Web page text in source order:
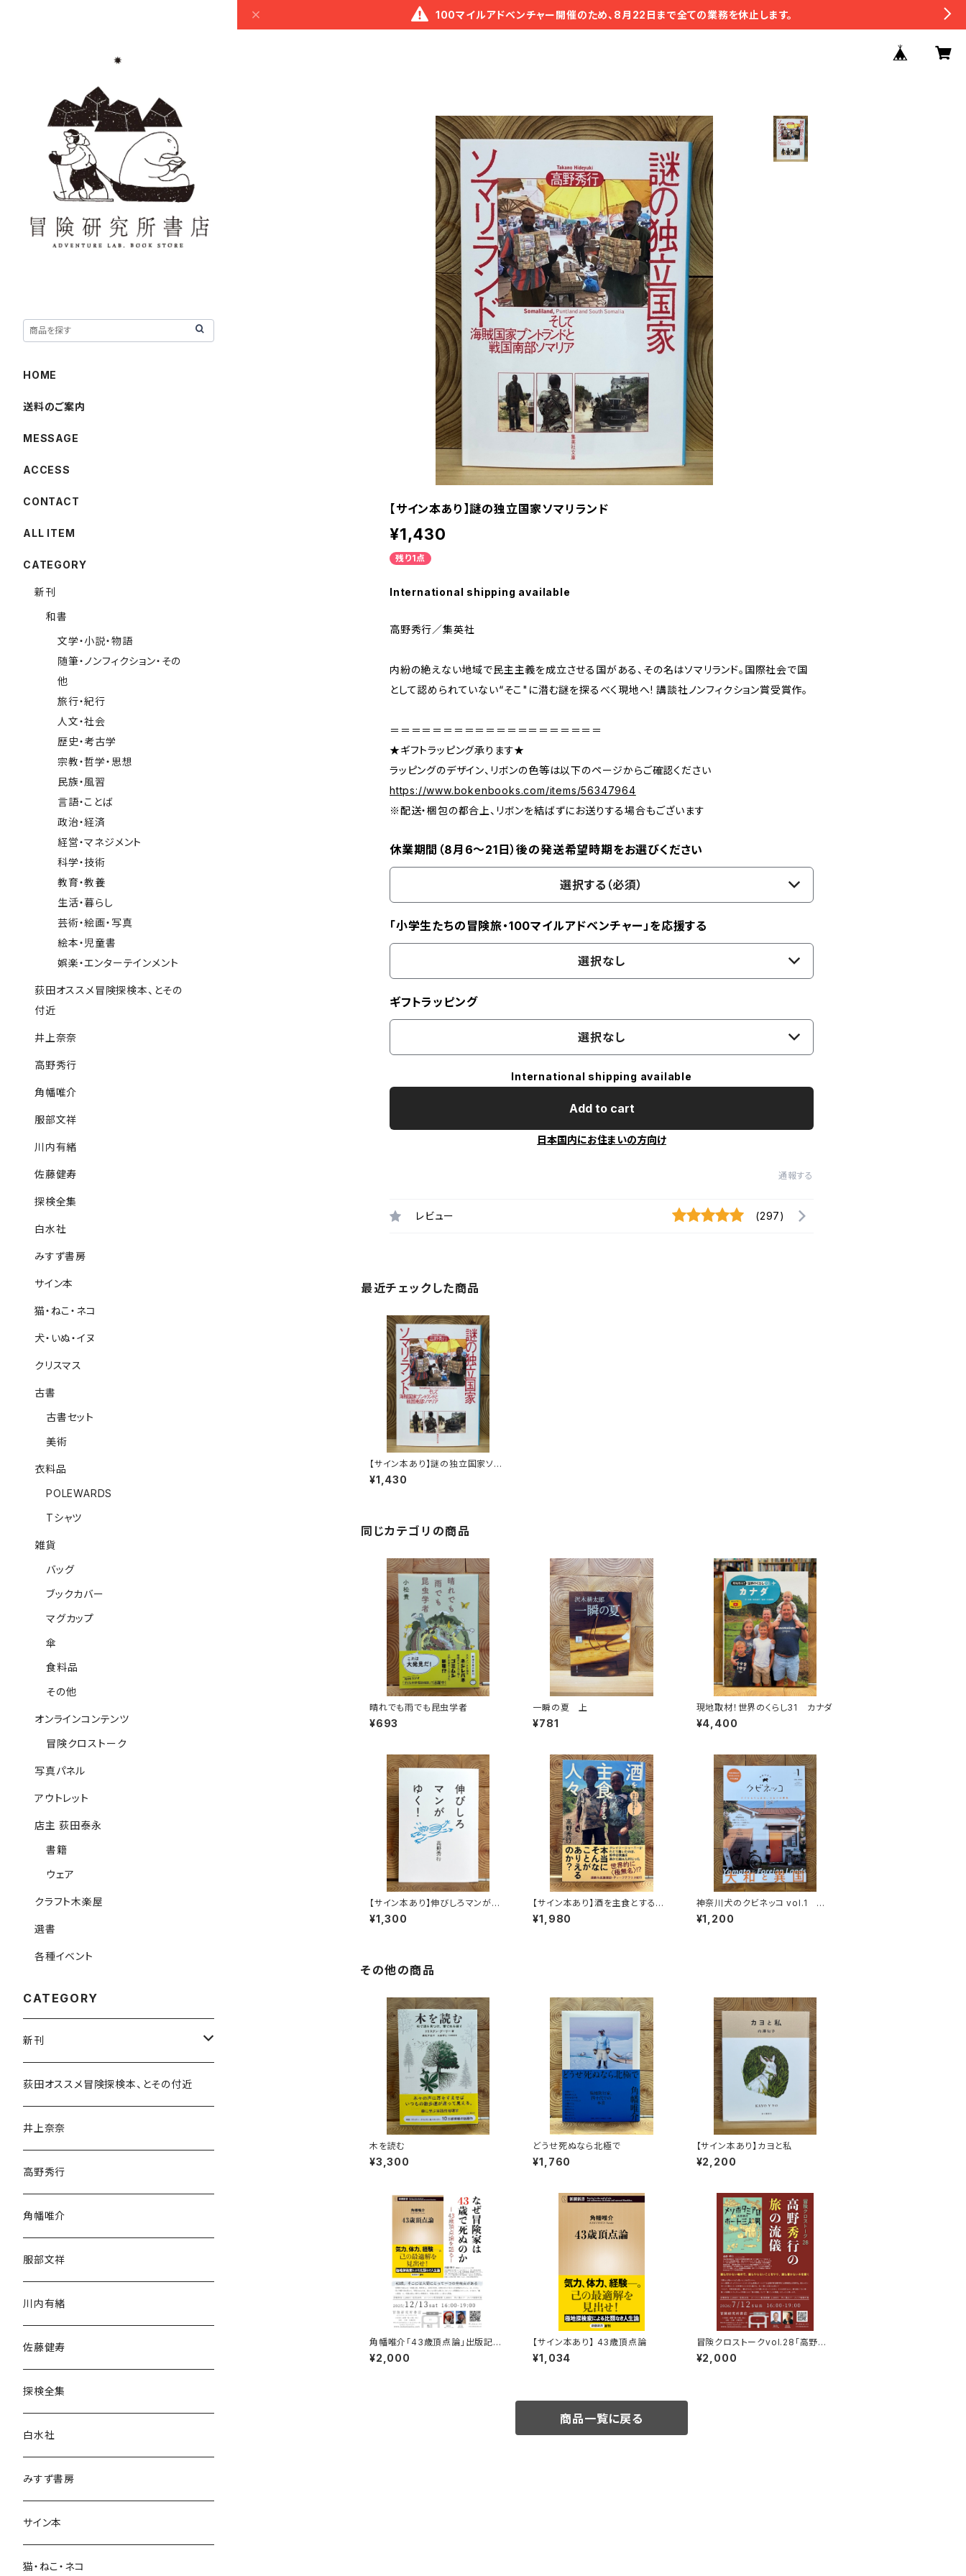
100マイルアドベンチャー開催のため、8月22日まで全ての業務を休止します。
【サイン本あり】謎の独立国家ソマリランド
¥1,430
残り1点
International shipping available
高野秀行／集英社
内紛の絶えない地域で民主主義を成立させる国がある、その名はソマリランド。国際社会で国
として認められていない“そこ"に潜む謎を探るべく現地へ! 講談社ノンフィクション賞受賞作。
＝＝＝＝＝＝＝＝＝＝＝＝＝＝＝＝＝＝＝＝
★ギフトラッピング承ります★
ラッピングのデザイン、リボンの色等は以下のページからご確認ください
https://www.bokenbooks.com/items/56347964
※配送・梱包の都合上、リボンを結ばずにお送りする場合もございます
休業期間（8月6〜21日）後の発送希望時期をお選びください
選択する（必須）
「小学生たちの冒険旅・100マイルアドベンチャー」を応援する
選択なし
ギフトラッピング
選択なし
International shipping available
Add to cart
日本国内にお住まいの方向け
通報する
レビュー (297)
最近チェックした商品
【サイン本あり】謎の独立国家ソマ
リランド
¥1,430
同じカテゴリの商品
晴れでも雨でも昆虫学者
¥693
一瞬の夏 上
¥781
現地取材！世界のくらし31 カナダ
¥4,400
【サイン本あり】伸びしろマンがゆ
く！
¥1,300
【サイン本あり】酒を主食とする
人々 エチオピアの科学的秘境を
旅する
¥1,980
神奈川犬のクビネッコ vol.1 特
集：大和と異国
¥1,200
その他の商品
木を読む
¥3,300
どうせ死ぬなら北極で
¥1,760
【サイン本あり】カヨと私
¥2,200
角幡唯介「43歳頂点論」出版記念
トークイベント録画視聴権
¥2,000
【サイン本あり】 43歳頂点論
¥1,034
冒険クロストークvol.28「高野秀
行の旅の流儀」録画視聴権
¥2,000
商品一覧に戻る
HOME
送料のご案内
MESSAGE
ACCESS
CONTACT
ALL ITEM
CATEGORY
新刊
和書
文学・小説・物語
随筆・ノンフィクション・その
他
旅行・紀行
人文・社会
歴史・考古学
宗教・哲学・思想
民族・風習
言語・ことば
政治・経済
経営・マネジメント
科学・技術
教育・教養
生活・暮らし
芸術・絵画・写真
絵本・児童書
娯楽・エンターテインメント
荻田オススメ冒険探検本、とその
付近
井上奈奈
高野秀行
角幡唯介
服部文祥
川内有緒
佐藤健寿
探検全集
白水社
みすず書房
サイン本
猫・ねこ・ネコ
犬・いぬ・イヌ
クリスマス
古書
古書セット
美術
衣料品
POLEWARDS
Tシャツ
雑貨
バッグ
ブックカバー
マグカップ
傘
食料品
その他
オンラインコンテンツ
冒険クロストーク
写真パネル
アウトレット
店主 荻田泰永
書籍
ウェア
クラフト木楽屋
選書
各種イベント
CATEGORY
新刊
和書
文学・小説・物語
随筆・ノンフィクション・その他
民族・風習
言語・ことば
荻田オススメ冒険探検本、とその付近
井上奈奈
高野秀行
角幡唯介
服部文祥
川内有緒
佐藤健寿
探検全集
白水社
みすず書房
サイン本
猫・ねこ・ネコ